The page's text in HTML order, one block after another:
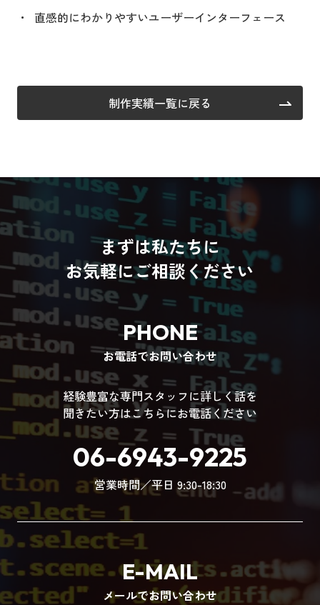
直感的にわかりやすいユーザーインターフェース
制作実績一覧に戻る
まずは私たちに
お気軽にご相談ください
PHONE
お電話でお問い合わせ
経験豊富な専門スタッフに詳しく話を
聞きたい方はこちらにお電話ください
06-6943-9225
営業時間／平日 9:30-18:30
E-MAIL
メールでお問い合わせ